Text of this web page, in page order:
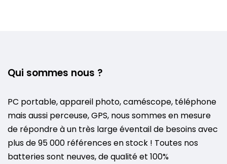
Qui sommes nous ?
PC portable, appareil photo, caméscope, téléphone
mais aussi perceuse, GPS, nous sommes en mesure
de répondre à un très large éventail de besoins avec
plus de 95 000 références en stock ! Toutes nos
batteries sont neuves, de qualité et 100%